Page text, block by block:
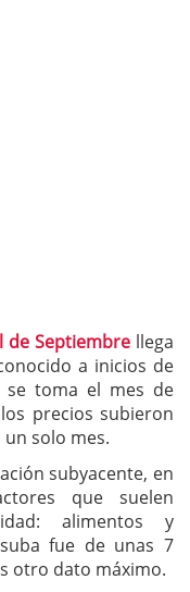
de Septiembre llega
a inicios de
se toma el mes de
precios subieron
solo mes.
subyacente, en
que suelen
alimentos y
fue de unas 7
otro dato máximo.